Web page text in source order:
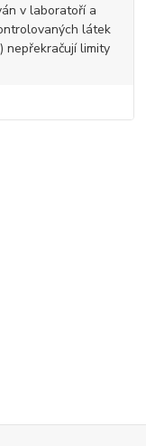
v laboratoří a
látek
nepřekračují limity